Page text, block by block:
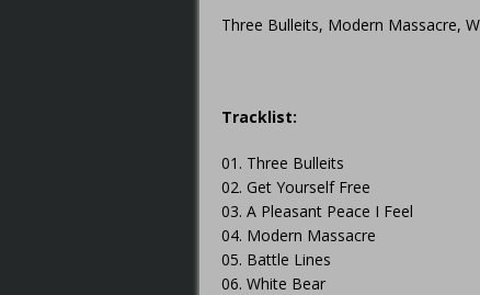
Three Bulleits, Modern Massacre,
Tracklist:
01. Three Bulleits
02. Get Yourself Free
03. A Pleasant Peace I Feel
04. Modern Massacre
05. Battle Lines
06. White Bear